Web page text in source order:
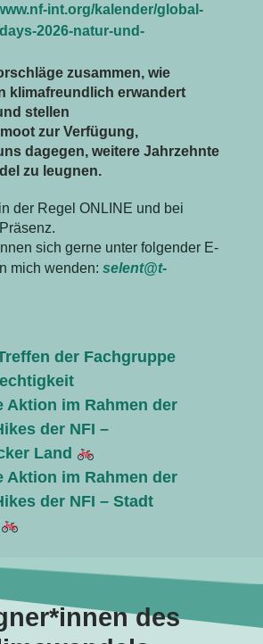
int.org/kalender/global-
2026-natur-und-
zusammen, wie
klimafreundlich erwandert
stellen
zur Verfügung,
dagegen, weitere Jahrzehnte
zu leugnen.
der Regel ONLINE und bei
sich gerne unter folgender E-
mich wenden: selent@t-
der Fachgruppe
Aktion im Rahmen der
der NFI –
Land
Aktion im Rahmen der
der NFI – Stadt
des